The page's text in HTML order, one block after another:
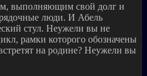
выполняющим свой долг и
люди. И Абель
стул. Неужели вы не
рамки которого обозначены
на родине? Неужели вы